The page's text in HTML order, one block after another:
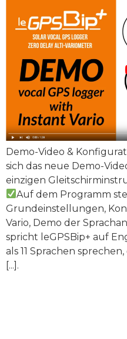
Demo-Video &
sich das neue Demo-
einzigen
Auf dem Programm
Grundeinstellungen,
Vario, Demo der
spricht leGPSBip+ auf
als 11 Sprachen
[...].